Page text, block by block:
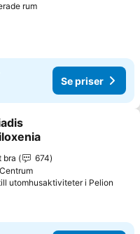
rumSe priser
Se priser
till i Mina Favoriter
bra
674
utomhusaktiviteter i Pelion